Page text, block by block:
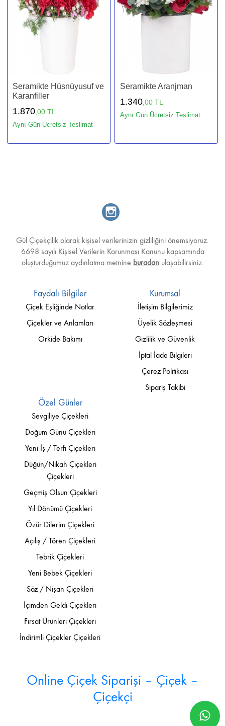
Seramikte Hüsnüyusuf ve
Karanfiller
1.870 ,00 TL
Aynı Gün Ücretsiz Teslimat
Seramikte Aranjman
1.340 ,00 TL
Aynı Gün Ücretsiz Teslimat
Gül Çiçekçilik olarak kişisel verilerinizin gizliliğini önemsiyoruz.
6698 sayılı Kişisel Verilerin Korunması Kanunu kapsamında
oluşturduğumuz aydınlatma metnine buradan ulaşabilirsiniz.
Faydalı Bilgiler
Çiçek Eşliğinde Notlar
Çiçekler ve Anlamları
Orkide Bakımı
Kurumsal
İletişim Bilgilerimiz
Üyelik Sözleşmesi
Gizlilik ve Güvenlik
İptal İade Bilgileri
Çerez Politikası
Sipariş Takibi
Özel Günler
Sevgiliye Çiçekleri
Doğum Günü Çiçekleri
Yeni İş / Terfi Çiçekleri
Düğün/Nikah Çiçekleri
Çiçekleri
Geçmiş Olsun Çiçekleri
Yıl Dönümü Çiçekleri
Özür Dilerim Çiçekleri
Açılış / Tören Çiçekleri
Tebrik Çiçekleri
Yeni Bebek Çiçekleri
Söz / Nişan Çiçekleri
İçimden Geldi Çiçekleri
Fırsat Ürünleri Çiçekleri
İndirimli Çiçekler Çiçekleri
Online Çiçek Siparişi – Çiçek –
Çiçekçi